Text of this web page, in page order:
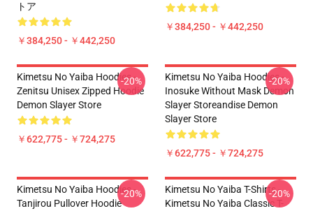
トア
￥384,250 - ￥442,250
￥384,250 - ￥442,250
Kimetsu No Yaiba Hoodies -
Zenitsu Unisex Zipped Hoodie
Demon Slayer Store
￥622,775 - ￥724,275
-20%
Kimetsu No Yaiba Hoodies -
Inosuke Without Mask Demon
Slayer Storeandise Demon
Slayer Store
￥622,775 - ￥724,275
-20%
Kimetsu No Yaiba Hoodies -
Tanjirou Pullover Hoodie
-20%
Kimetsu No Yaiba T-Shirts -
Kimetsu No Yaiba Classic T-
-20%